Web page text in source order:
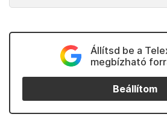
Állítsd be a
megbízható
Beállítom